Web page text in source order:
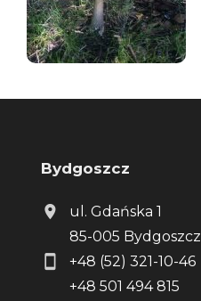
Bydgoszcz
ul. Gdańska 1
85-005 Bydgoszcz
+48 (52) 321-10-46
+48 501 494 815